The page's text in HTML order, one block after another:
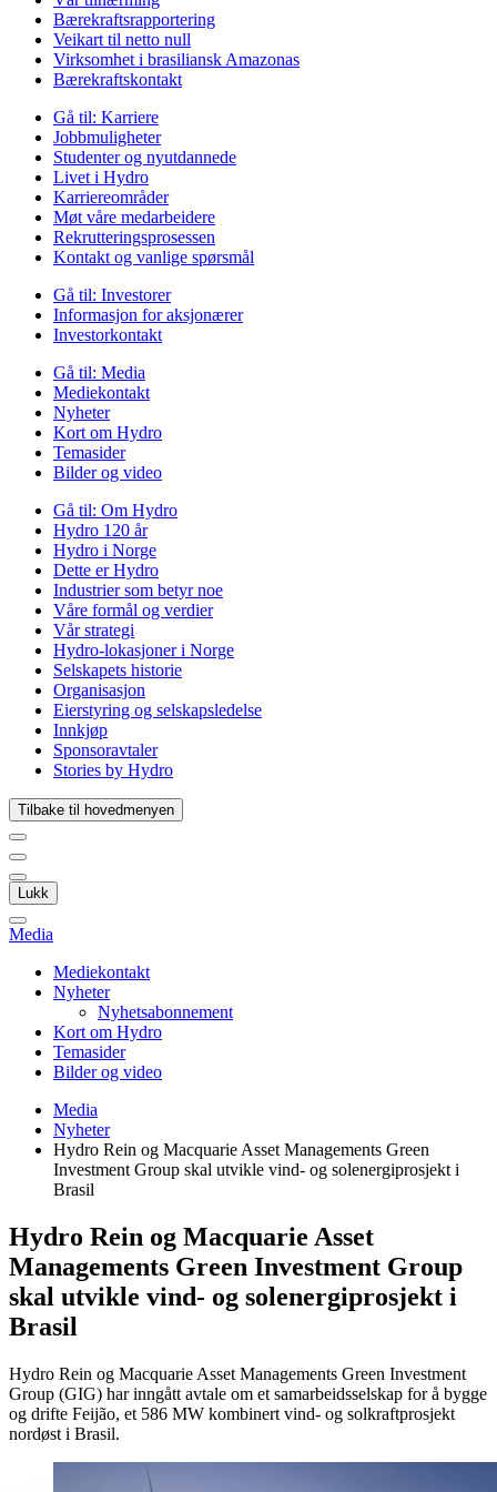
Bærekraftsrapportering
Veikart til netto null
Virksomhet i brasiliansk Amazonas
Bærekraftskontakt
Gå til: Karriere
Jobbmuligheter
Studenter og nyutdannede
Livet i Hydro
Karriereområder
Møt våre medarbeidere
Rekrutteringsprosessen
Kontakt og vanlige spørsmål
Gå til: Investorer
Informasjon for aksjonærer
Investorkontakt
Gå til: Media
Mediekontakt
Nyheter
Kort om Hydro
Temasider
Bilder og video
Gå til: Om Hydro
Hydro 120 år
Hydro i Norge
Dette er Hydro
Industrier som betyr noe
Våre formål og verdier
Vår strategi
Hydro-lokasjoner i Norge
Selskapets historie
Organisasjon
Eierstyring og selskapsledelse
Innkjøp
Sponsoravtaler
Stories by Hydro
Tilbake til hovedmenyen
Lukk
Media
Mediekontakt
Nyheter
Nyhetsabonnement
Kort om Hydro
Temasider
Bilder og video
Media
Nyheter
Hydro Rein og Macquarie Asset Managements Green
Investment Group skal utvikle vind- og solenergiprosjekt i
Brasil
Hydro Rein og Macquarie Asset
Managements Green Investment Group
skal utvikle vind- og solenergiprosjekt i
Brasil
Hydro Rein og Macquarie Asset Managements Green Investment
Group (GIG) har inngått avtale om et samarbeidsselskap for å bygge
og drifte Feijão, et 586 MW kombinert vind- og solkraftprosjekt
nordøst i Brasil.